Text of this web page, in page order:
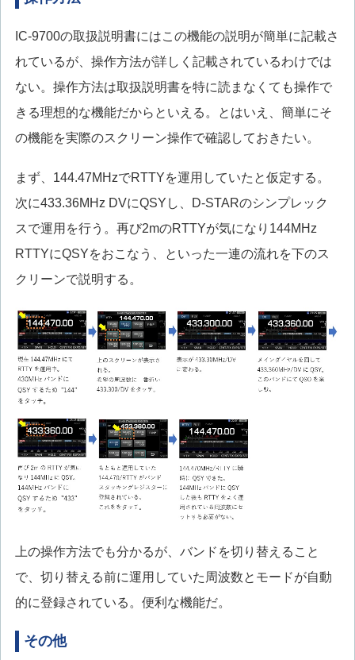
IC-9700の取扱説明書にはこの機能の説明が簡単に記載さ
れているが、操作方法が詳しく記載されているわけでは
ない。操作方法は取扱説明書を特に読まなくても操作で
きる理想的な機能だからといえる。とはいえ、簡単にそ
の機能を実際のスクリーン操作で確認しておきたい。
まず、144.47MHzでRTTYを運用していたと仮定する。
次に433.36MHz DVにQSYし、D-STARのシンプレック
スで運用を行う。再び2mのRTTYが気になり144MHz
RTTYにQSYをおこなう、といった一連の流れを下のス
クリーンで説明する。
上の操作方法でも分かるが、バンドを切り替えること
で、切り替える前に運用していた周波数とモードが自動
的に登録されている。便利な機能だ。
その他